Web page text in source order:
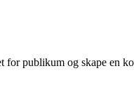
for publikum og skape en